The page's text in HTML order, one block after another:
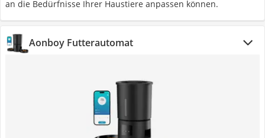
an die Bedürfnisse Ihrer Haustiere anpassen können.
Aonboy Futterautomat